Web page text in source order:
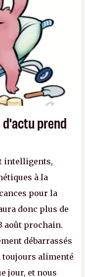
appartient donc
des enfants
d'actu prend
intelligents,
à la
pour la
donc plus de
août prochain.
débarrassés
toujours alimenté
jour, et nous